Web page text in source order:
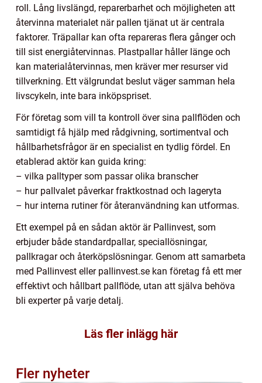
roll. Lång livslängd, reparerbarhet och möjligheten att
återvinna materialet när pallen tjänat ut är centrala
faktorer. Träpallar kan ofta repareras flera gånger och
till sist energiåtervinnas. Plastpallar håller länge och
kan materialåtervinnas, men kräver mer resurser vid
tillverkning. Ett välgrundat beslut väger samman hela
livscykeln, inte bara inköpspriset.
För företag som vill ta kontroll över sina pallflöden och
samtidigt få hjälp med rådgivning, sortimentval och
hållbarhetsfrågor är en specialist en tydlig fördel. En
etablerad aktör kan guida kring:
– vilka palltyper som passar olika branscher
– hur pallvalet påverkar fraktkostnad och lageryta
– hur interna rutiner för återanvändning kan utformas.
Ett exempel på en sådan aktör är Pallinvest, som
erbjuder både standardpallar, speciallösningar,
pallkragar och återköpslösningar. Genom att samarbeta
med Pallinvest eller pallinvest.se kan företag få ett mer
effektivt och hållbart pallflöde, utan att själva behöva
bli experter på varje detalj.
Läs fler inlägg här
Fler nyheter